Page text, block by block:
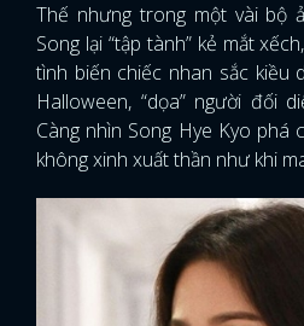
Thế nhưng trong một vài bộ
Song lại “tập tành” kẻ mắt
tình biến chiếc nhan sắc kiều
Halloween, “dọa” người đối
Càng nhìn Song Hye Kyo phá
không xinh xuất thần như khi